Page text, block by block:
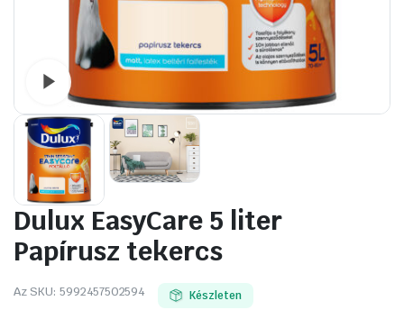
Dulux EasyCare 5 liter
Papírusz tekercs
Az SKU: 5992457502594 Készleten